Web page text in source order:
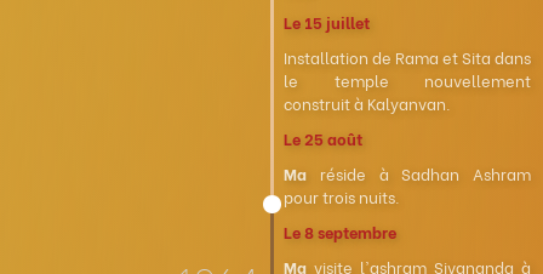
Le 15 juillet
Installation de Rama et Sita dans
le temple nouvellement
construit à Kalyanvan.
Le 25 août
Ma réside à Sadhan Ashram
pour trois nuits.
Le 8 septembre
Ma visite l'ashram Sivananda à